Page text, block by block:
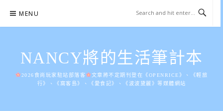
content
MENU
NANCY將的生活筆計本
2026食尚玩家駐站部落客
文章將不定期刊登在《OPENRICE》、《輕旅
行》、《窩客島》、《愛食記》、《波波黛麗》等媒體網站